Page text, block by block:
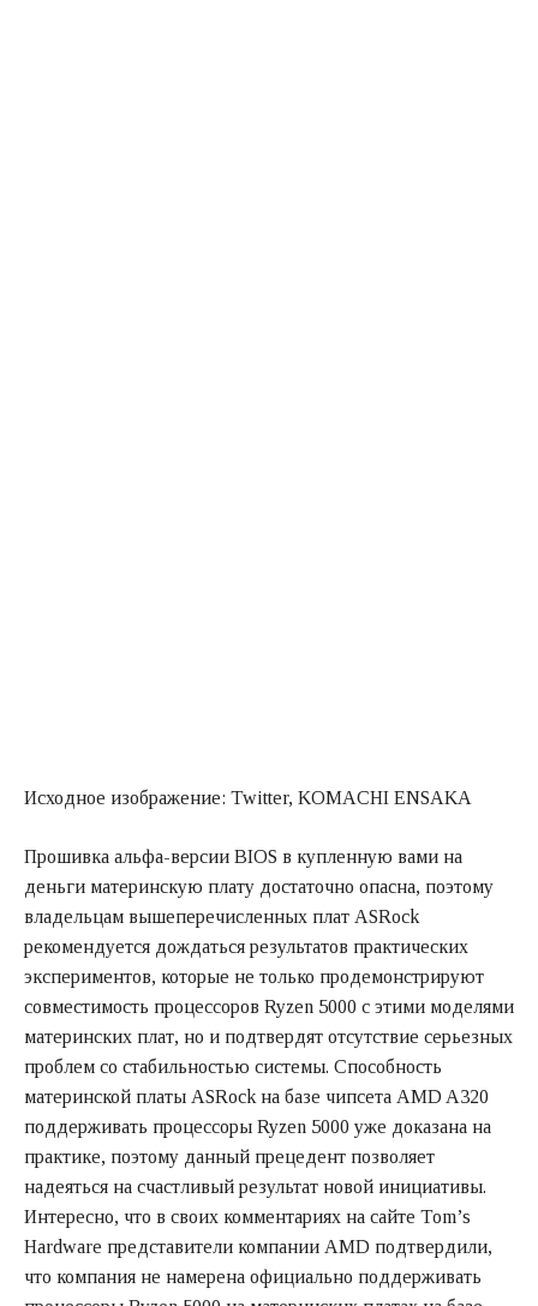
Исходное изображение: Twitter, KOMACHI ENSAKA
Прошивка альфа-версии BIOS в купленную вами на
деньги материнскую плату достаточно опасна, поэтому
владельцам вышеперечисленных плат ASRock
рекомендуется дождаться результатов практических
экспериментов, которые не только продемонстрируют
совместимость процессоров Ryzen 5000 с этими моделями
материнских плат, но и подтвердят отсутствие серьезных
проблем со стабильностью системы. Способность
материнской платы ASRock на базе чипсета AMD A320
поддерживать процессоры Ryzen 5000 уже доказана на
практике, поэтому данный прецедент позволяет
надеяться на счастливый результат новой инициативы.
Интересно, что в своих комментариях на сайте Tom’s
Hardware представители компании AMD подтвердили,
что компания не намерена официально поддерживать